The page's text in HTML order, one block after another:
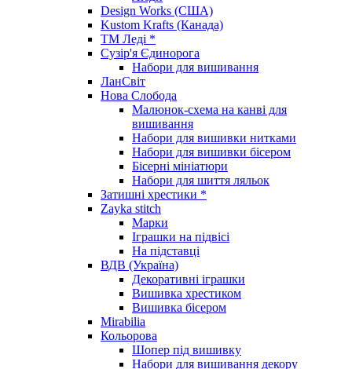
Design Works (США)
Kustom Krafts (Канада)
ТМ Леді *
Сузір'я Єдинорога
Набори для вишивання
ЛанСвіт
Нова Слобода
Малюнок-схема на канві для
вишивання
Набори для вишивки нитками
Набори для вишивки бісером
Бісерні мініатюри
Набори для шиття ляльок
Затишні хрестики *
Zayka stitch
Марки
Іграшки на підвісі
На підставці
ВДВ (Україна)
Декоративні іграшки
Вишивка хрестиком
Вишивка бісером
Mirabilia
Кольорова
Шопер під вишивку
Набори для вишивання декору